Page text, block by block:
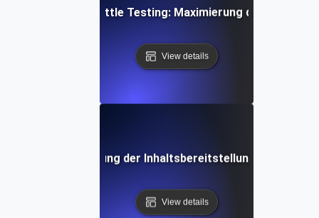
Rate Limiting Throttle Testing: Maximierung der Effizienz
View details
Verbesserung der Inhaltsbereitstellung bei
View details